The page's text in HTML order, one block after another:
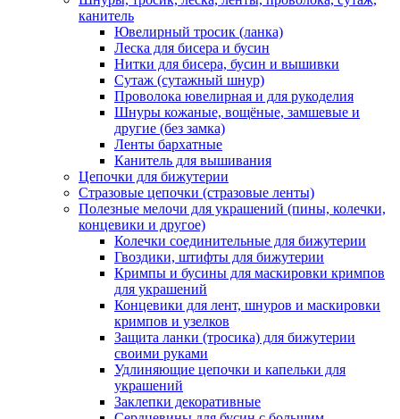
канитель
Ювелирный тросик (ланка)
Леска для бисера и бусин
Нитки для бисера, бусин и вышивки
Сутаж (сутажный шнур)
Проволока ювелирная и для рукоделия
Шнуры кожаные, вощёные, замшевые и
другие (без замка)
Ленты бархатные
Канитель для вышивания
Цепочки для бижутерии
Стразовые цепочки (стразовые ленты)
Полезные мелочи для украшений (пины, колечки,
концевики и другое)
Колечки соединительные для бижутерии
Гвоздики, штифты для бижутерии
Кримпы и бусины для маскировки кримпов
для украшений
Концевики для лент, шнуров и маскировки
кримпов и узелков
Защита ланки (тросика) для бижутерии
своими руками
Удлиняющие цепочки и капельки для
украшений
Заклепки декоративные